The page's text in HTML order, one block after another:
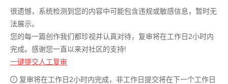
很遗憾，系统检测到您的内容中可能包含违规或敏感信息，暂时无
法展示。
您的每一篇创作我们都珍视并认真对待，复审将在工作日2小时内
完成。感谢您一直以来对社区的支持!
一键提交人工复审
复审将在工作日2小时内完成，非工作日提交将在下一个工作日